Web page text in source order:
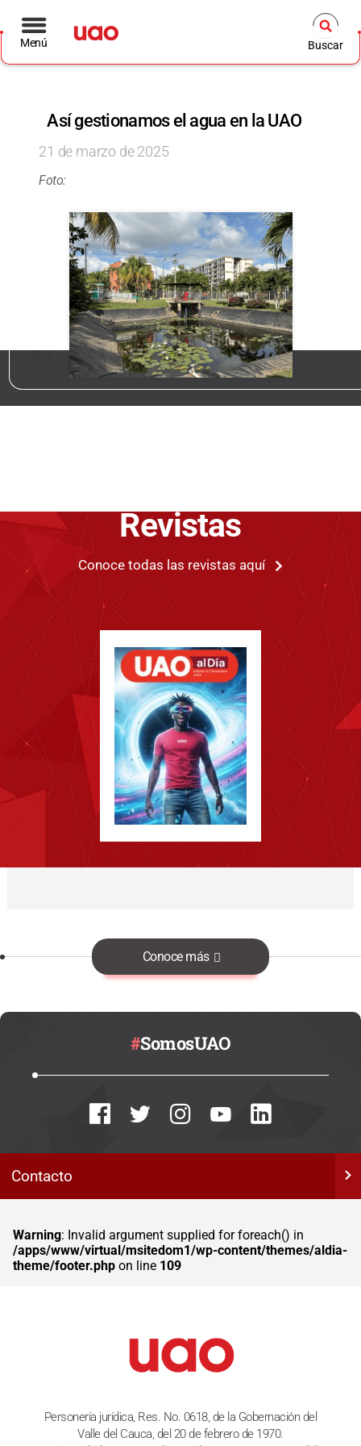
Menú Buscar
Así gestionamos el agua en la UAO
21 de marzo de 2025
Foto:
Revistas
Conoce todas las revistas aquí
Dreamers & Makers
Conoce más
#SomosUAO
Contacto
Warning: Invalid argument supplied for foreach() in
/apps/www/virtual/msitedom1/wp-content/themes/aldia-
theme/footer.php on line 109
Personería jurídica, Res. No. 0618, de la Gobernación del
Valle del Cauca, del 20 de febrero de 1970.